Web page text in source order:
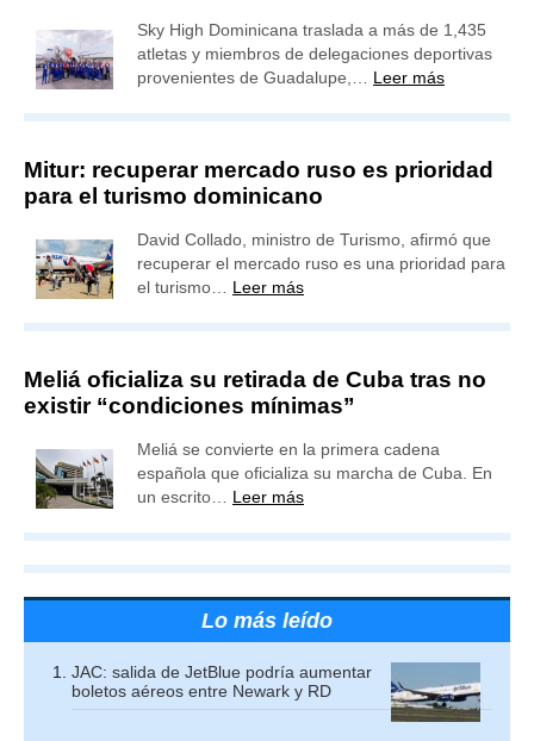
Sky High Dominicana traslada a más de 1,435
atletas y miembros de delegaciones deportivas
provenientes de Guadalupe,… Leer más
Mitur: recuperar mercado ruso es prioridad
para el turismo dominicano
David Collado, ministro de Turismo, afirmó que
recuperar el mercado ruso es una prioridad para
el turismo… Leer más
Meliá oficializa su retirada de Cuba tras no
existir “condiciones mínimas”
Meliá se convierte en la primera cadena
española que oficializa su marcha de Cuba. En
un escrito… Leer más
Lo más leído
JAC: salida de JetBlue podría aumentar
boletos aéreos entre Newark y RD